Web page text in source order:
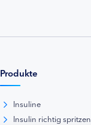
Produkte
Insuline
Insulin richtig spritzen